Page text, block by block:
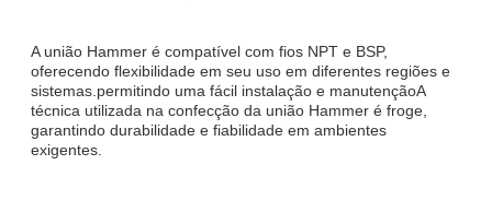
A união Hammer é compatível com fios NPT e BSP,
oferecendo flexibilidade em seu uso em diferentes regiões e
sistemas.permitindo uma fácil instalação e manutençãoA
técnica utilizada na confecção da união Hammer é froge,
garantindo durabilidade e fiabilidade em ambientes
exigentes.